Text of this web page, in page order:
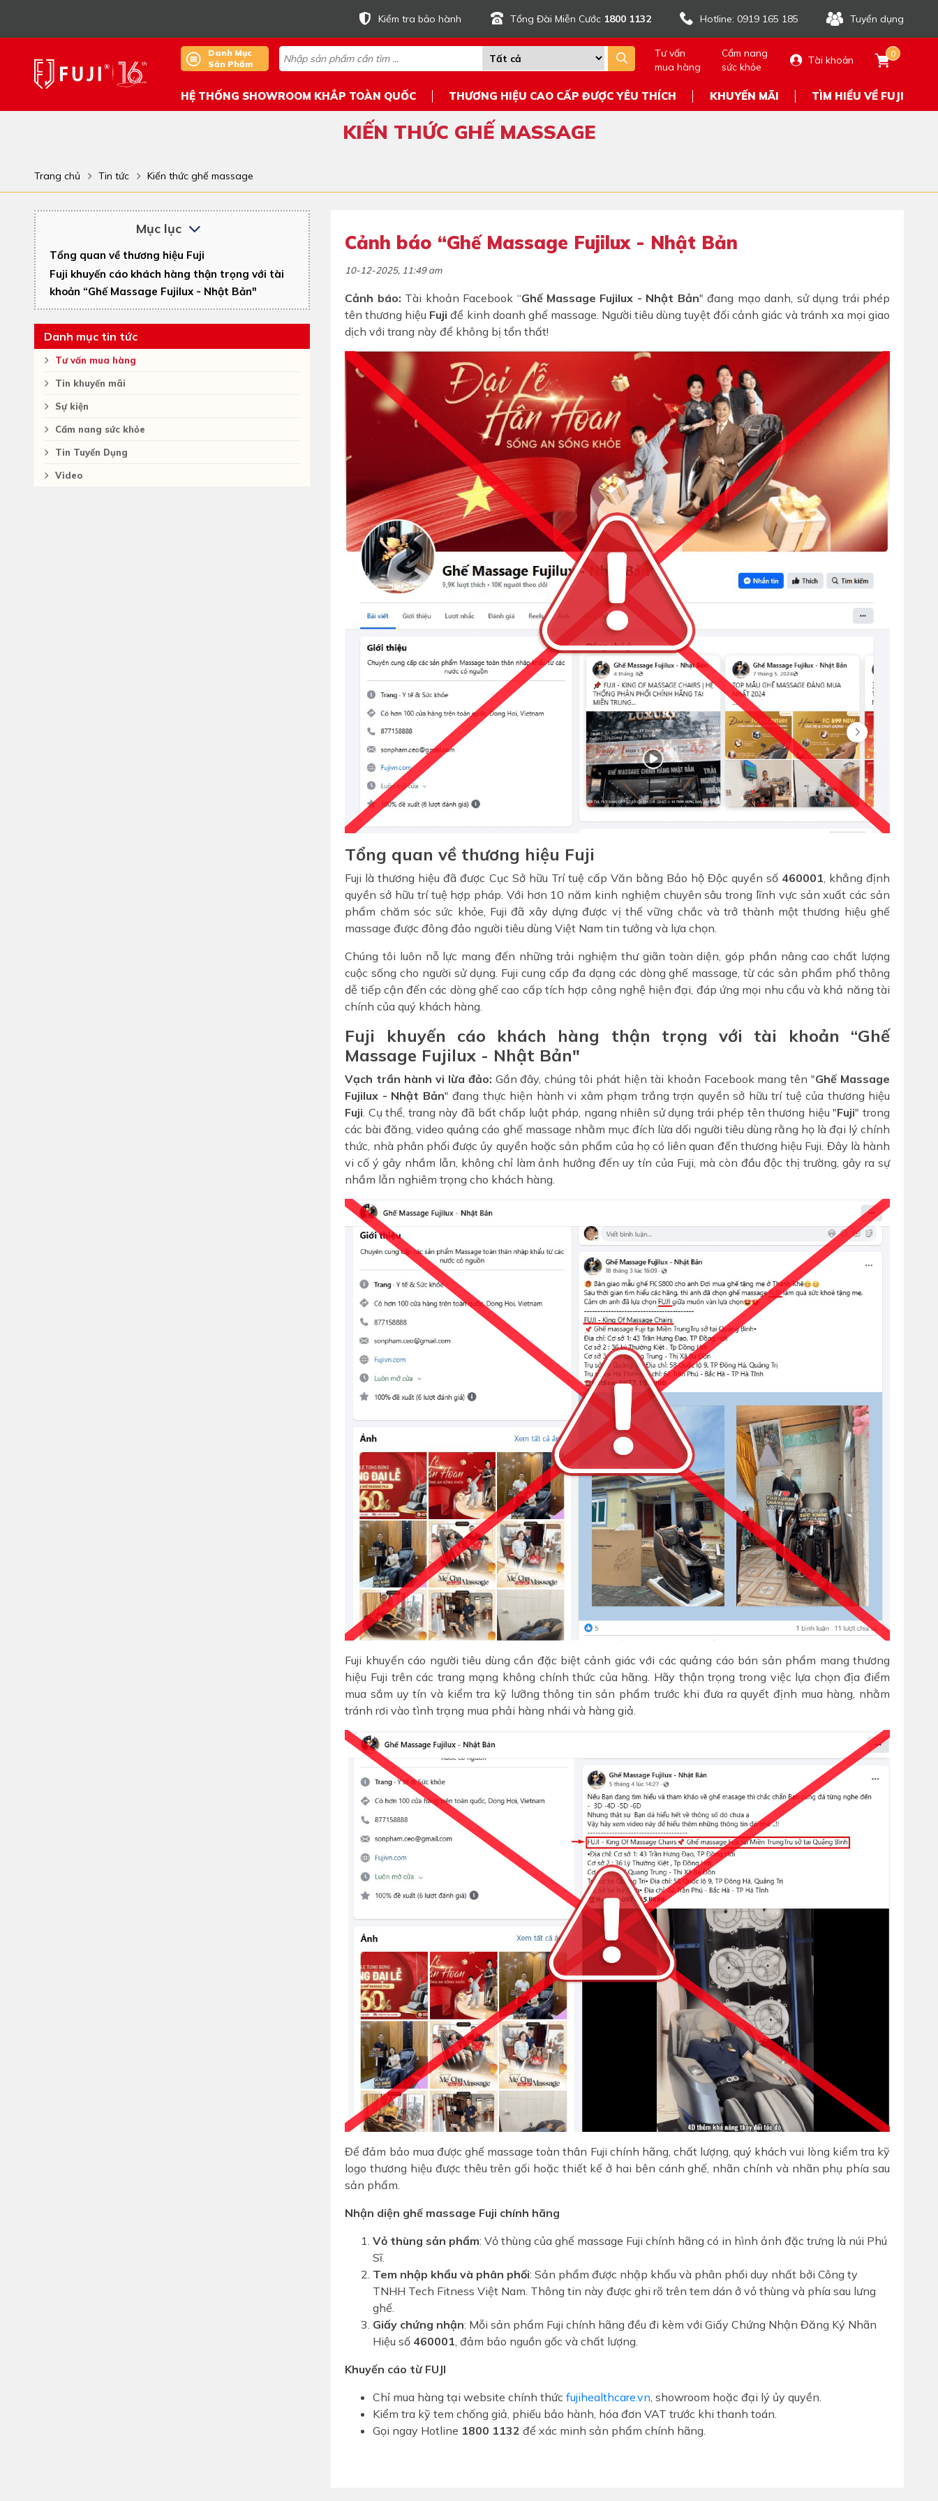
Kiểm tra bảo hành Tổng Đài Miễn Cước 1800 1132 Hotline: 0919 165 185 Tuyển dụng
Danh Mục
Sản Phẩm
Tư vấn
mua hàng
Cẩm nang
sức khỏe
Tài khoản
0
HỆ THỐNG SHOWROOM KHẮP TOÀN QUỐC THƯƠNG HIỆU CAO CẤP ĐƯỢC YÊU THÍCH KHUYẾN MÃI TÌM HIỂU VỀ FUJI
KIẾN THỨC GHẾ MASSAGE
Trang chủ Tin tức Kiến thức ghế massage
Mục lục
Tổng quan về thương hiệu Fuji
Fuji khuyến cáo khách hàng thận trọng với tài
khoản “Ghế Massage Fujilux - Nhật Bản"
Danh mục tin tức
Tư vấn mua hàng
Tin khuyến mãi
Sự kiện
Cẩm nang sức khỏe
Tin Tuyển Dụng
Video
Cảnh báo “Ghế Massage Fujilux - Nhật Bản
10-12-2025, 11:49 am
Cảnh báo: Tài khoản Facebook “Ghế Massage Fujilux - Nhật Bản" đang mạo danh, sử dụng trái phép
tên thương hiệu Fuji để kinh doanh ghế massage. Người tiêu dùng tuyệt đối cảnh giác và tránh xa mọi giao
dịch với trang này để không bị tổn thất!
Tổng quan về thương hiệu Fuji
Fuji là thương hiệu đã được Cục Sở hữu Trí tuệ cấp Văn bằng Bảo hộ Độc quyền số 460001 , khẳng định
quyền sở hữu trí tuệ hợp pháp. Với hơn 10 năm kinh nghiệm chuyên sâu trong lĩnh vực sản xuất các sản
phẩm chăm sóc sức khỏe, Fuji đã xây dựng được vị thế vững chắc và trở thành một thương hiệu ghế
massage được đông đảo người tiêu dùng Việt Nam tin tưởng và lựa chọn.
Chúng tôi luôn nỗ lực mang đến những trải nghiệm thư giãn toàn diện, góp phần nâng cao chất lượng
cuộc sống cho người sử dụng. Fuji cung cấp đa dạng các dòng ghế massage, từ các sản phẩm phổ thông
dễ tiếp cận đến các dòng ghế cao cấp tích hợp công nghệ hiện đại, đáp ứng mọi nhu cầu và khả năng tài
chính của quý khách hàng.
Fuji khuyến cáo khách hàng thận trọng với tài khoản “Ghế
Massage Fujilux - Nhật Bản"
Vạch trần hành vi lừa đảo: Gần đây, chúng tôi phát hiện tài khoản Facebook mang tên "Ghế Massage
Fujilux - Nhật Bản" đang thực hiện hành vi xâm phạm trắng trợn quyền sở hữu trí tuệ của thương hiệu
Fuji . Cụ thể, trang này đã bất chấp luật pháp, ngang nhiên sử dụng trái phép tên thương hiệu "Fuji" trong
các bài đăng, video quảng cáo ghế massage nhằm mục đích lừa dối người tiêu dùng rằng họ là đại lý chính
thức, nhà phân phối được ủy quyền hoặc sản phẩm của họ có liên quan đến thương hiệu Fuji. Đây là hành
vi cố ý gây nhầm lẫn, không chỉ làm ảnh hưởng đến uy tín của Fuji, mà còn đầu độc thị trường, gây ra sự
nhầm lẫn nghiêm trọng cho khách hàng.
Fuji khuyến cáo người tiêu dùng cần đặc biệt cảnh giác với các quảng cáo bán sản phẩm mang thương
hiệu Fuji trên các trang mạng không chính thức của hãng. Hãy thận trọng trong việc lựa chọn địa điểm
mua sắm uy tín và kiểm tra kỹ lưỡng thông tin sản phẩm trước khi đưa ra quyết định mua hàng, nhằm
tránh rơi vào tình trạng mua phải hàng nhái và hàng giả.
Để đảm bảo mua được ghế massage toàn thân Fuji chính hãng, chất lượng, quý khách vui lòng kiểm tra kỹ
logo thương hiệu được thêu trên gối hoặc thiết kế ở hai bên cánh ghế, nhãn chính và nhãn phụ phía sau
sản phẩm.
Nhận diện ghế massage Fuji chính hãng
Vỏ thùng sản phẩm: Vỏ thùng của ghế massage Fuji chính hãng có in hình ảnh đặc trưng là núi Phú
Sĩ.
Tem nhập khẩu và phân phối: Sản phẩm được nhập khẩu và phân phối duy nhất bởi Công ty
TNHH Tech Fitness Việt Nam. Thông tin này được ghi rõ trên tem dán ở vỏ thùng và phía sau lưng
ghế.
Giấy chứng nhận: Mỗi sản phẩm Fuji chính hãng đều đi kèm với Giấy Chứng Nhận Đăng Ký Nhãn
Hiệu số 460001 , đảm bảo nguồn gốc và chất lượng.
Khuyến cáo từ FUJI
Chỉ mua hàng tại website chính thứcfujihealthcare.vn , showroom hoặc đại lý ủy quyền.
Kiểm tra kỹ tem chống giả, phiếu bảo hành, hóa đơn VAT trước khi thanh toán.
Gọi ngay Hotline 1800 1132 để xác minh sản phẩm chính hãng.